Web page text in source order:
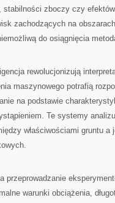
stabilności zboczy czy
zachodzących na
do osiągnięcia
rewolucjonizują
maszynowego potrafią
na podstawie
Te systemy
właściwościami gruntu a
przeprowadzanie
warunki obciążenia,